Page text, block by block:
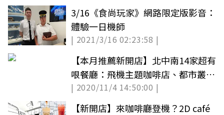
3/16《食尚玩家》網路限定版影音：
體驗一日機師
| 2021/3/16 02:23:58 |
【本月推薦新開店】北中南14家超有
哏餐廳：飛機主題咖啡店、都市叢林
餐酒館
| 2020/11/4 14:50:00 |
【新開店】來咖啡廳登機？2D café